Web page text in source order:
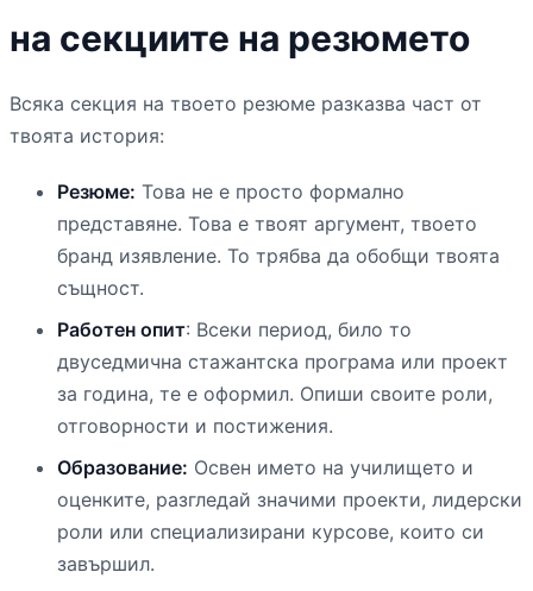
на секциите на резюмето
Всяка секция на твоето резюме разказва част от
твоята история:
Резюме: Това не е просто формално
представяне. Това е твоят аргумент, твоето
бранд изявление. То трябва да обобщи твоята
същност.
Работен опит: Всеки период, било то
двуседмична стажантска програма или проект
за година, те е оформил. Опиши своите роли,
отговорности и постижения.
Образование: Освен името на училището и
оценките, разгледай значими проекти, лидерски
роли или специализирани курсове, които си
завършил.